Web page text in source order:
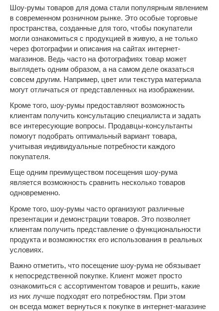
Шоу-румы товаров для дома стали популярным явлением
в современном розничном рынке. Это особые торговые
пространства, созданные для того, чтобы покупатели
могли ознакомиться с продукцией в живую, а не только
через фотографии и описания на сайтах интернет-
магазинов. Ведь часто на фотографиях товар может
выглядеть одним образом, а на самом деле оказаться
совсем другим. Например, цвет или текстура материала
могут отличаться от представленных на изображении.
Кроме того, шоу-румы предоставляют возможность
клиентам получить консультацию специалиста и задать
все интересующие вопросы. Продавцы-консультанты
помогут подобрать оптимальный вариант товара,
учитывая индивидуальные потребности каждого
покупателя.
Еще одним преимуществом посещения шоу-рума
является возможность сравнить несколько товаров
одновременно.
Кроме того, шоу-румы часто организуют различные
презентации и демонстрации товаров. Это позволяет
клиентам получить представление о функциональности
продукта и возможностях его использования в реальных
условиях.
Важно отметить, что посещение шоу-рума не обязывает
к непосредственной покупке. Клиент может просто
ознакомиться с ассортиментом товаров и решить, какие
из них лучше подходят его потребностям. При этом
он всегда может вернуться к покупке в интернет-магазине